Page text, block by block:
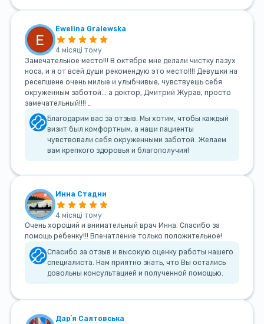
Ewelina Gralewska
4 місяці тому
Замечательное место!!! В октябре мне делали чистку пазух
носа, и я от всей души рекомендую это место!!!! Девушки на
ресепшене очень милые и улыбчивые, чувствуешь себя
окруженным заботой... а доктор, Дмитрий Журав, просто
замечательный!!!! …
Благодарим вас за отзыв. Мы хотим, чтобы каждый
визит был комфортным, а наши пациенты
чувствовали себя окруженными заботой. Желаем
вам крепкого здоровья и благополучия!
Инна Стадни
4 місяці тому
Очень хороший и внимательный врач Инна. Спасибо за
помощь ребенку!!! Впечатление только положительное!
Спасибо за отзыв и высокую оценку работы нашего
специалиста. Нам приятно знать, что Вы остались
довольны консультацией и полученной помощью.
Дарʼя Салтовська